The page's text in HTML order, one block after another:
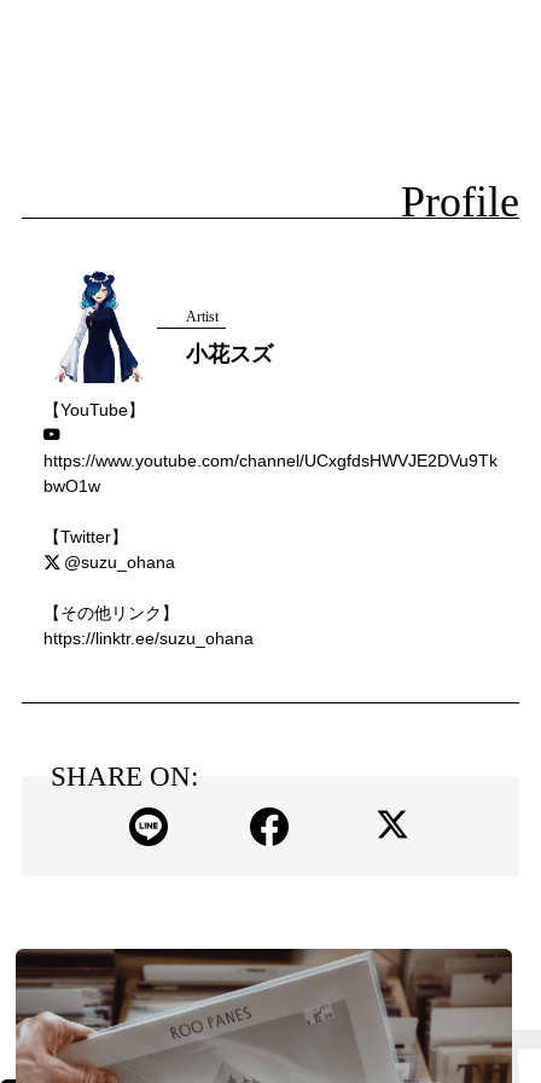
Profile
Artist
小花スズ
【YouTube】
https://www.youtube.com/channel/UCxgfdsHWVJE2DVu9Tk
bwO1w
【Twitter】
@suzu_ohana
【その他リンク】
https://linktr.ee/suzu_ohana
SHARE ON: